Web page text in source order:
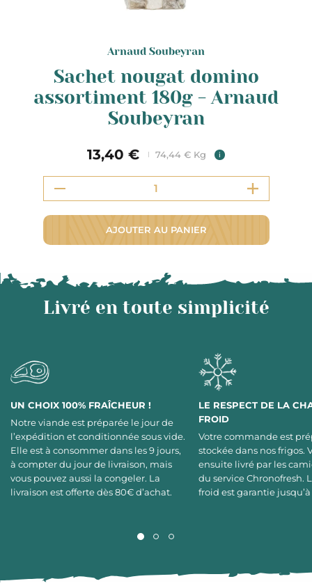
Arnaud Soubeyran
Sachet nougat domino
assortiment 180g - Arnaud
Soubeyran
13,40 € 74,44 € Kg i
AJOUTER AU PANIER
Livré en toute simplicité
UN CHOIX 100% FRAÎCHEUR !
Notre viande est préparée le jour de
l’expédition et conditionnée sous vide.
Elle est à consommer dans les 9 jours,
à compter du jour de livraison, mais
vous pouvez aussi la congeler. La
livraison est offerte dès 80€ d’achat.
LE RESPECT DE LA
FROID
Votre commande est
stockée dans nos frigos.
ensuite livré par les
du service Chronofresh.
froid est garantie